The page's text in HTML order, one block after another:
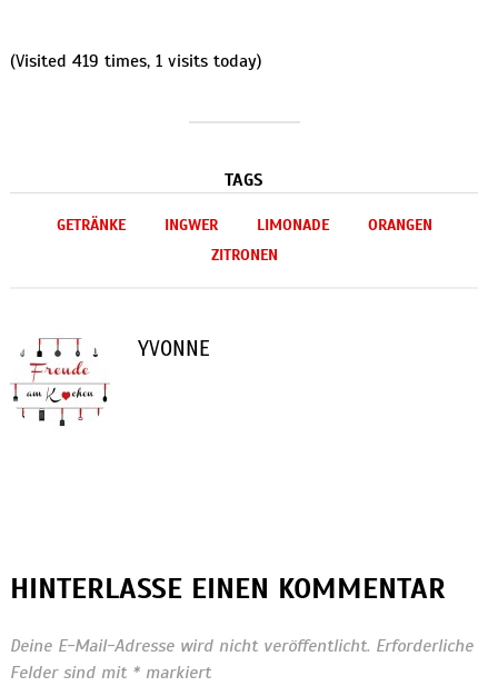
(Visited 419 times, 1 visits today)
TAGS
GETRÄNKE INGWER LIMONADE
ORANGEN
ZITRONEN
YVONNE
HINTERLASSE EINEN KOMMENTAR
Deine E-Mail-Adresse wird nicht veröffentlicht. Erforderliche
Felder sind mit *markiert